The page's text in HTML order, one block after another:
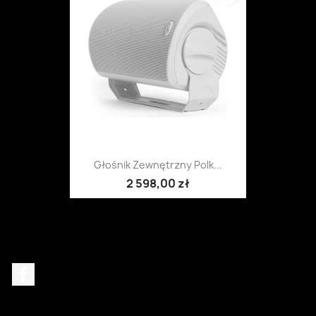
Głośnik Zewnętrzny Polk...
2 598,00 zł